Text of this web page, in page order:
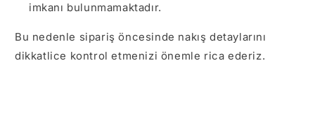
imkanı bulunmamaktadır.
Bu nedenle sipariş öncesinde nakış detaylarını
dikkatlice kontrol etmenizi önemle rica ederiz.